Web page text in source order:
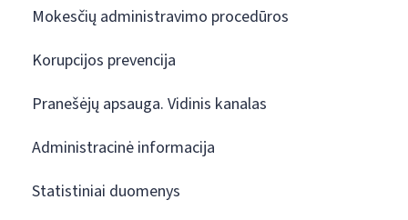
Mokesčių administravimo procedūros
Korupcijos prevencija
Pranešėjų apsauga. Vidinis kanalas
Administracinė informacija
Statistiniai duomenys